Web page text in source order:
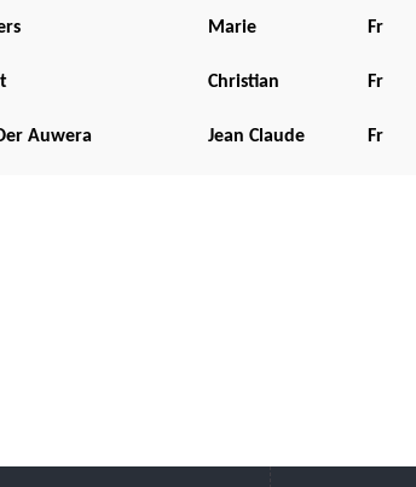
Marie Fr
Christian Fr
Auwera Jean Claude Fr